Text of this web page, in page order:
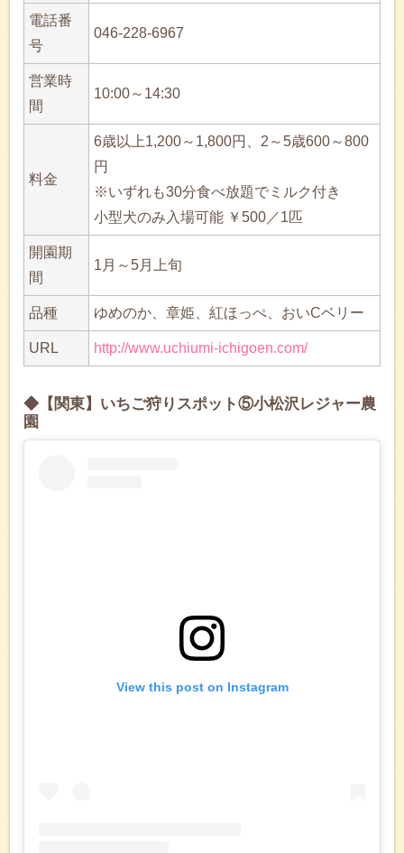
電話番
号
046-228-6967
営業時
間
10:00～14:30
料金
6歳以上1,200～1,800円、2～5歳600～800
円
※いずれも30分食べ放題でミルク付き
小型犬のみ入場可能 ￥500／1匹
開園期
間
1月～5月上旬
品種 ゆめのか、章姫、紅ほっぺ、おいCベリー
URL http://www.uchiumi-ichigoen.com/
◆【関東】いちご狩りスポット⑤小松沢レジャー農
園
View this post on Instagram